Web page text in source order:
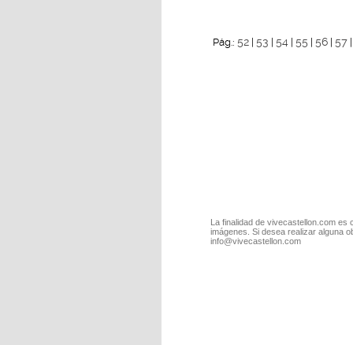
Pág.: 52| 53 54| 55| 56| 57
La finalidad de vivecastellon.com
imágenes. Si desea realizar alguna
info@vivecastellon.com